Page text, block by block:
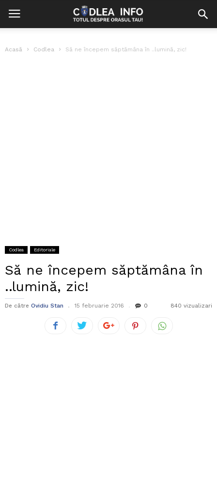
Acasă Codlea Să ne începem săptămâna în ..lumină, zic!
Codlea Editoriale
Să ne începem săptămâna în
..lumină, zic!
De către Ovidiu Stan 15 februarie 2016 0 840 vizualizari